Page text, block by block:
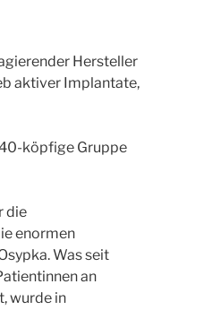
Hersteller
aktiver Implantate,
köpfige Gruppe
die
enormen
Was seit
an
wurde in